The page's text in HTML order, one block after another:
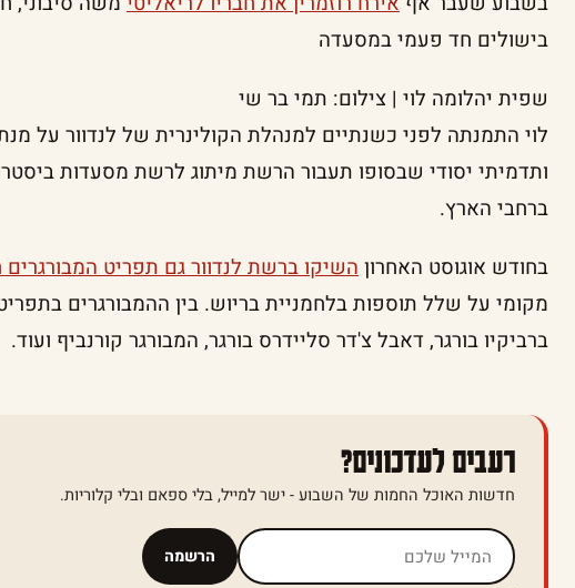
בישולים חד פעמי במסעדה
שפית יהלומה לוי | צילום: תמי בר שי
לוי התמנתה לפני כשנתיים למנהלת הקולינרית של לנדוור על
ברחבי הארץ.
בחודש אוגוסט האחרוןהשיקו ברשת לנדוור גם תפריט
מקומי על שלל תוספות בלחמניית בריוש. בין ההמבורגרים
ברביקיו בורגר, דאבל צ'דר סליידרס בורגר, המבורגר קורנביף ועוד.
רעבים לעדכונים?
חדשות האוכל החמות של השבוע - ישר למייל, בלי ספאם ובלי קלוריות.
הרשמה אל תמלאו שדה זה